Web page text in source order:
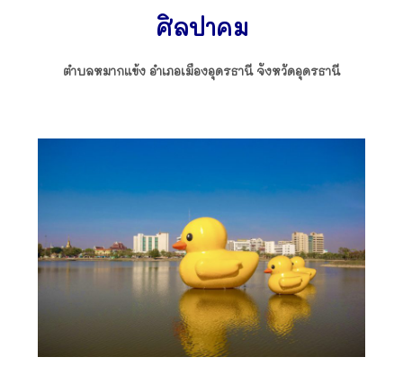
ศิลปาคม
ตำบลหมากแข้ง อำเภอเมืองอุดรธานี จังหวัดอุดรธานี